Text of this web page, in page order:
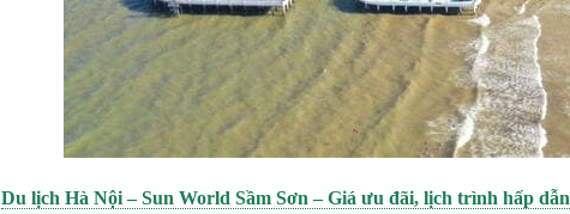
Du lịch Hà Nội – Sun World Sầm Sơn – Giá ưu đãi, lịch trình hấp dẫn